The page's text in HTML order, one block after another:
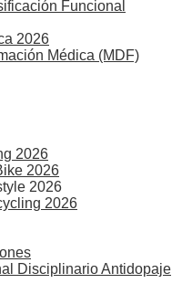
Funcional
2026
Médica (MDF)
2026
2026
2026
2026
Disciplinario Antidopaje